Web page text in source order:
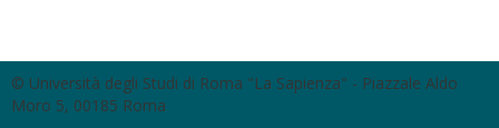
© Università degli Studi di Roma "La Sapienza" - Piazzale Aldo
Moro 5, 00185 Roma